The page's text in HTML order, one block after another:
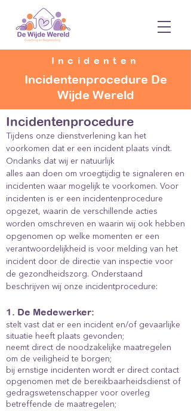
Incidenten
Incidentenprocedure De
Wijde Wereld
Incidentenprocedure
Tijdens onze dienstverlening kan het
voorkomen dat er een incident plaats vindt.
Ondanks dat wij er natuurlijk
alles aan doen om vroegtijdig te signaleren en
incidenten waar mogelijk te voorkomen. Voor
incidenten is er een incidentenprocedure
opgezet, waarin de verschillende acties
worden omschreven en waarin wij ook hebben
opgenomen op welke momenten er een
verantwoordelijkheid is voor melding van het
incident door de directie van inspectie voor
de gezondheidszorg. Onderstaand
beschrijven wij onze incidentprocedure:
1. De Medewerker:
stelt vast dat er een incident en/of gevaarlijke
situatie heeft plaats gevonden;
neemt direct de noodzakelijke maatregelen
om de veiligheid te borgen;
bij ernstige incidenten wordt er direct contact
opgenomen met de bereikbaarheidsdienst of
gedragswetenschapper voor overleg
betreffende de maatregelen;